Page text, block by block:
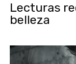
Lecturas
belleza